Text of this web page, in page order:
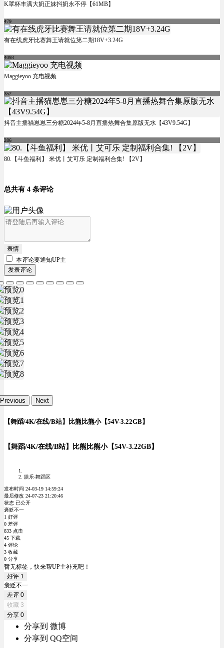
K罩杯丰满大奶正妹抖奶永不停【61MB】
479
有在线虎牙比赛舞王请就位第二期18V+3.24G
4093
Maggieyoo 充电视频
352
抖音主播猫崽崽三分糖2024年5-8月直播热舞合集原版无水【43V9.54G】
286
80.【斗鱼福利】 米优丨艾可乐 定制福利合集! 【2V】
总共有 4 条评论
表情
本评论要通知UP主
发表评论
Previous Next
【舞蹈/4K/在线/B站】比熊比熊小【54V-3.22GB】
【舞蹈/4K/在线/B站】比熊比熊小【54V-3.22GB】
娱乐-舞蹈区
发布时间 24-03-19 14:59:24
最后修改 24-07-23 21:20:46
状态 已公开
褒贬不一
1 好评
0 差评
833 点击
45 下载
4 评论
3 收藏
0 分享
暂无标签，快来帮UP主补充吧！
好评 1
褒贬不一
差评 0
收藏 3
分享 0
分享到 微博
分享到 QQ空间